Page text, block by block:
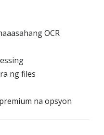
OCR
ng files
na opsyon